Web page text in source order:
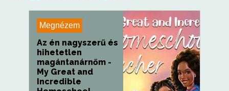
Megnézem
Az én nagyszerű és
hihetetlen
magántanárnőm -
My Great and
Incredible